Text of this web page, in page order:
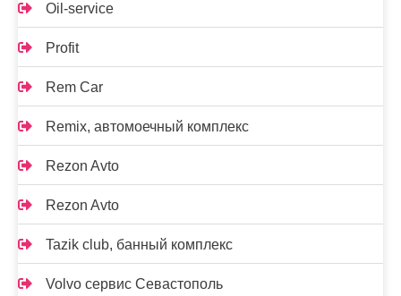
Oil-service
Profit
Rem Car
Remix, автомоечный комплекс
Rezon Avto
Rezon Avto
Tazik club, банный комплекс
Volvo сервис Севастополь